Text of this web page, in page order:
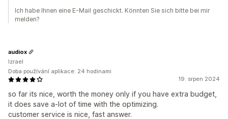
Ich habe Ihnen eine E-Mail geschickt. Könnten Sie sich bitte bei mir
melden?
19. srpen 2024
so far its nice, worth the money only if you have extra budget,
it does save a-lot of time with the optimizing.
customer service is nice, fast answer.
audiox
Izrael
Doba používání aplikace: 24 hodinami